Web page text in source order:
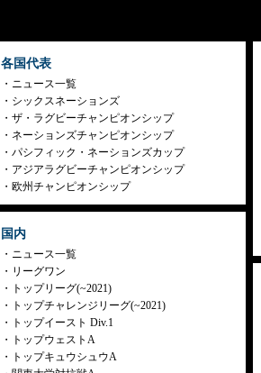
各国代表
ニュース一覧
シックスネーションズ
ザ・ラグビーチャンピオンシップ
ネーションズチャンピオンシップ
パシフィック・ネーションズカップ
アジアラグビーチャンピオンシップ
欧州チャンピオンシップ
国内
ニュース一覧
リーグワン
トップリーグ(~2021)
トップチャレンジリーグ(~2021)
トップイースト Div.1
トップウェストA
トップキュウシュウA